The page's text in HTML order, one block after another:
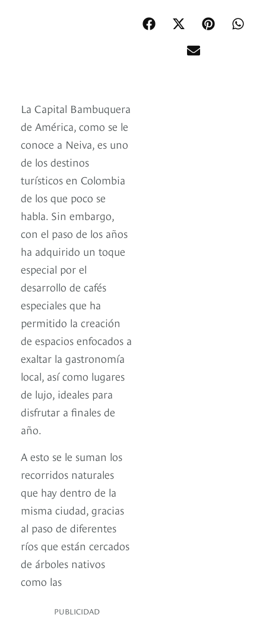
La Capital Bambuquera
de América, como se le
conoce a Neiva, es uno
de los destinos
turísticos en Colombia
de los que poco se
habla. Sin embargo,
con el paso de los años
ha adquirido un toque
especial por el
desarrollo de cafés
especiales que ha
permitido la creación
de espacios enfocados a
exaltar la gastronomía
local, así como lugares
de lujo, ideales para
disfrutar a finales de
año.
A esto se le suman los
recorridos naturales
que hay dentro de la
misma ciudad, gracias
al paso de diferentes
ríos que están cercados
de árboles nativos
como las
PUBLICIDAD